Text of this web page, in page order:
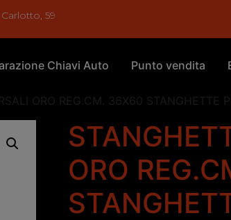
59
Chiavi Auto Punto vendita
ORO REG.CM. 36X60 STANGHETTE
ORO